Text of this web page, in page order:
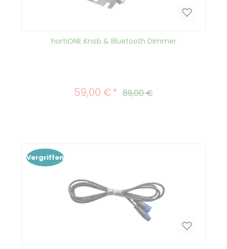
hortiONE Knob & Bluetooth Dimmer
Verkaufspreis:
59,00 € Regulärer Preis:
89,00 €
Vergriffen